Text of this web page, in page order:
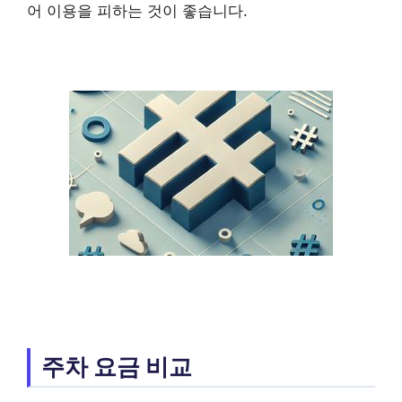
어 이용을 피하는 것이 좋습니다.
주차 요금 비교